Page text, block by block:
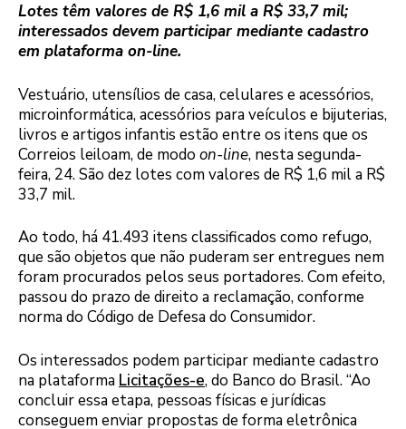
Lotes têm valores de R$ 1,6 mil a R$ 33,7 mil;
interessados devem participar mediante cadastro
em plataforma on-line.
Vestuário, utensílios de casa, celulares e acessórios,
microinformática, acessórios para veículos e bijuterias,
livros e artigos infantis estão entre os itens que os
Correios leiloam, de modo on-line, nesta segunda-
feira, 24. São dez lotes com valores de R$ 1,6 mil a R$
33,7 mil.
Ao todo, há 41.493 itens classificados como refugo,
que são objetos que não puderam ser entregues nem
foram procurados pelos seus portadores. Com efeito,
passou do prazo de direito a reclamação, conforme
norma do Código de Defesa do Consumidor.
Os interessados podem participar mediante cadastro
na plataforma Licitações-e, do Banco do Brasil. “Ao
concluir essa etapa, pessoas físicas e jurídicas
conseguem enviar propostas de forma eletrônica